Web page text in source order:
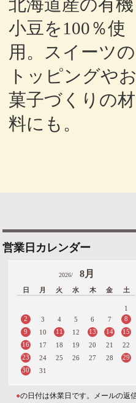
北海道産の有機
小豆を100％使
用。スイーツの
トッピングやお
菓子づくりの材
料にも。
営業日カレンダー
2026/ 8月
日 月 火 水 木 金 土
1
2
3 4 5 6 7
8
9
10 11 12 13 14
15
16
17 18 19 20 21
22
23
24 25 26 27 28
29
30
31
●の日付は休業日です。メールの返